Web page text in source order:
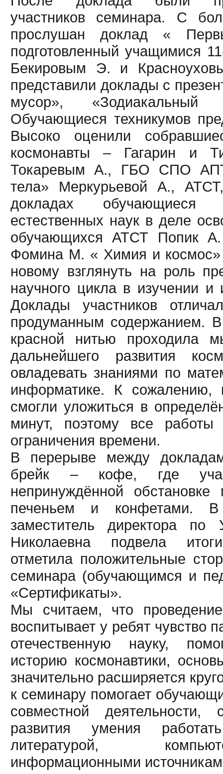
участников семинара. С
прослушан доклад «
подготовленный учащимися
Бекировым Э. и
представили доклады с
мусор»,
Обучающиеся техникумов
Высоко оценили
космонавты – Гагарин и
Токаревым А., ГБО СПО
тела» Меркурьевой А.,
докладах обучающиеся
естественных наук в деле
обучающихся АТСТ Попик
Фомина М. « Химия и космос»
новому взглянуть на роль
научного цикла в изучении и
Доклады участников
продуманным содержанием.
красной нитью проходила
дальнейшего развития
овладевать знаниями по
информатике. К сожалению,
смогли уложиться в
минут, поэтому все
ограничения времени.
В перерыве между
брейк – кофе, где
непринуждённой
печеньем и конфетами. В
заместитель директора
Николаевна подвела
отметила положительные
семинара (обучающимся и
«Сертификаты».
Мы считаем, что
воспитывает у ребят чувство
отечественную науку,
историю космонавтики,
значительно расширяется
к семинару помогает
совместной деятельности,
развития умения
литературой,
информационными